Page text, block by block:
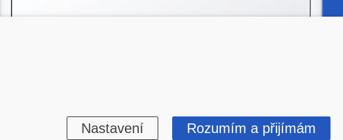
Nastavení Rozumím a přijímám